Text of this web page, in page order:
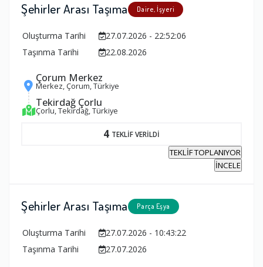
Şehirler Arası Taşıma Daire, İşyeri
Oluşturma Tarihi
27.07.2026 - 22:52:06
Taşınma Tarihi
22.08.2026
Çorum Merkez
Merkez, Çorum, Türkiye
Tekirdağ Çorlu
Çorlu, Tekirdağ, Türkiye
4 TEKLİF VERİLDİ
TEKLİF TOPLANIYOR
İNCELE
Şehirler Arası Taşıma Parça Eşya
Oluşturma Tarihi
27.07.2026 - 10:43:22
Taşınma Tarihi
27.07.2026